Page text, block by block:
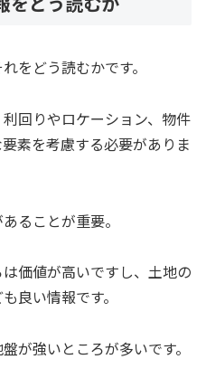
をどう読むかです。
回りやロケーション、物件
素を考慮する必要がありま
ることが重要。
価値が高いですし、土地の
良い情報です。
が強いところが多いです。